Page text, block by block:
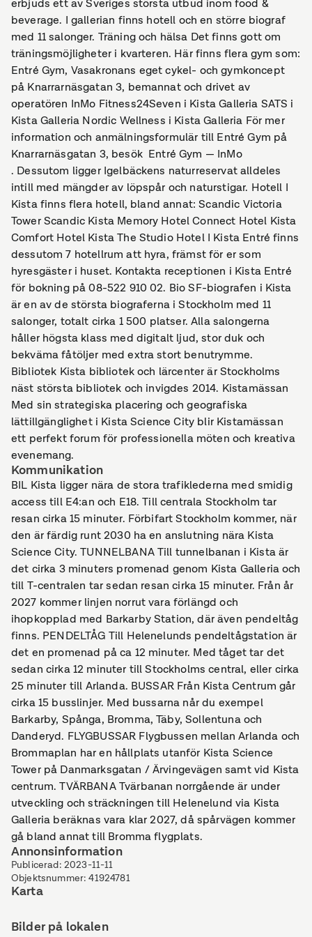
erbjuds ett av Sveriges största utbud inom food &
beverage. I gallerian finns hotell och en större biograf
med 11 salonger. Träning och hälsa Det finns gott om
träningsmöjligheter i kvarteren. Här finns flera gym som:
Entré Gym, Vasakronans eget cykel- och gymkoncept
på Knarrarnäsgatan 3, bemannat och drivet av
operatören InMo Fitness24Seven i Kista Galleria SATS i
Kista Galleria Nordic Wellness i Kista Galleria För mer
information och anmälningsformulär till Entré Gym på
Knarrarnäsgatan 3, besök Entré Gym — InMo
. Dessutom ligger Igelbäckens naturreservat alldeles
intill med mängder av löpspår och naturstigar. Hotell I
Kista finns flera hotell, bland annat: Scandic Victoria
Tower Scandic Kista Memory Hotel Connect Hotel Kista
Comfort Hotel Kista The Studio Hotel I Kista Entré finns
dessutom 7 hotellrum att hyra, främst för er som
hyresgäster i huset. Kontakta receptionen i Kista Entré
för bokning på 08-522 910 02. Bio SF-biografen i Kista
är en av de största biograferna i Stockholm med 11
salonger, totalt cirka 1 500 platser. Alla salongerna
håller högsta klass med digitalt ljud, stor duk och
bekväma fåtöljer med extra stort benutrymme.
Bibliotek Kista bibliotek och lärcenter är Stockholms
näst största bibliotek och invigdes 2014. Kistamässan
Med sin strategiska placering och geografiska
lättillgänglighet i Kista Science City blir Kistamässan
ett perfekt forum för professionella möten och kreativa
evenemang.
Kommunikation
BIL Kista ligger nära de stora trafiklederna med smidig
access till E4:an och E18. Till centrala Stockholm tar
resan cirka 15 minuter. Förbifart Stockholm kommer, när
den är färdig runt 2030 ha en anslutning nära Kista
Science City. TUNNELBANA Till tunnelbanan i Kista är
det cirka 3 minuters promenad genom Kista Galleria och
till T-centralen tar sedan resan cirka 15 minuter. Från år
2027 kommer linjen norrut vara förlängd och
ihopkopplad med Barkarby Station, där även pendeltåg
finns. PENDELTÅG Till Helenelunds pendeltågstation är
det en promenad på ca 12 minuter. Med tåget tar det
sedan cirka 12 minuter till Stockholms central, eller cirka
25 minuter till Arlanda. BUSSAR Från Kista Centrum går
cirka 15 busslinjer. Med bussarna når du exempel
Barkarby, Spånga, Bromma, Täby, Sollentuna och
Danderyd. FLYGBUSSAR Flygbussen mellan Arlanda och
Brommaplan har en hållplats utanför Kista Science
Tower på Danmarksgatan / Ärvingevägen samt vid Kista
centrum. TVÄRBANA Tvärbanan norrgående är under
utveckling och sträckningen till Helenelund via Kista
Galleria beräknas vara klar 2027, då spårvägen kommer
gå bland annat till Bromma flygplats.
Annonsinformation
Publicerad: 2023-11-11
Objektsnummer:41924781
Karta
Bilder på lokalen